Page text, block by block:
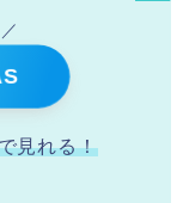
見れる！